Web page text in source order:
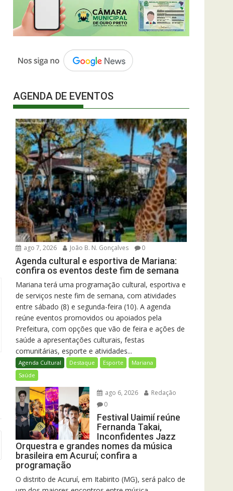
AGENDA DE EVENTOS
ago 7, 2026 João B. N. Gonçalves 0
Agenda cultural e esportiva de Mariana:
confira os eventos deste fim de semana
Mariana terá uma programação cultural, esportiva e
de serviços neste fim de semana, com atividades
entre sábado (8) e segunda-feira (10). A agenda
reúne eventos promovidos ou apoiados pela
Prefeitura, com opções que vão de feira e ações de
saúde a apresentações culturais, festas
comunitárias, esporte e atividades...
Agenda Cultural Destaque Esporte
Mariana
Saúde
ago 6, 2026
Redação
0
Festival Uaimií reúne
Fernanda Takai,
Inconfidentes Jazz
Orquestra e grandes nomes da música
brasileira em Acuruí; confira a
programação
O distrito de Acuruí, em Itabirito (MG), será palco de